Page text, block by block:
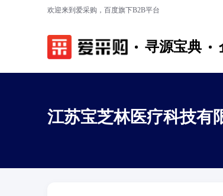
欢迎来到爱采购，百度旗下B2B平台
寻源宝典
江苏宝芝林医疗科技有